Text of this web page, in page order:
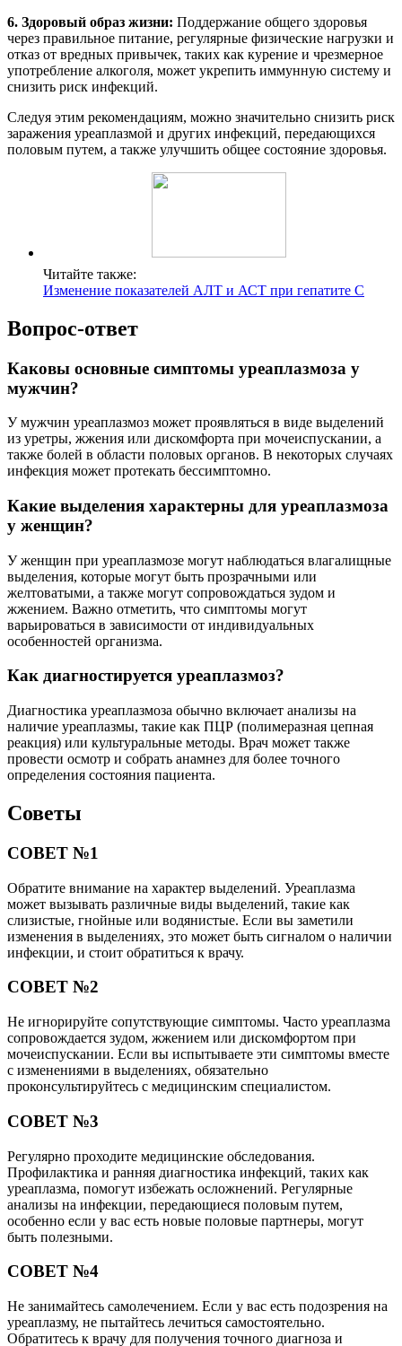
6. Здоровый образ жизни: Поддержание общего здоровья
через правильное питание, регулярные физические нагрузки и
отказ от вредных привычек, таких как курение и чрезмерное
употребление алкоголя, может укрепить иммунную систему и
снизить риск инфекций.
Следуя этим рекомендациям, можно значительно снизить риск
заражения уреаплазмой и других инфекций, передающихся
половым путем, а также улучшить общее состояние здоровья.
Читайте также:
Изменение показателей АЛТ и АСТ при гепатите С
Вопрос-ответ
Каковы основные симптомы уреаплазмоза у
мужчин?
У мужчин уреаплазмоз может проявляться в виде выделений
из уретры, жжения или дискомфорта при мочеиспускании, а
также болей в области половых органов. В некоторых случаях
инфекция может протекать бессимптомно.
Какие выделения характерны для уреаплазмоза
у женщин?
У женщин при уреаплазмозе могут наблюдаться влагалищные
выделения, которые могут быть прозрачными или
желтоватыми, а также могут сопровождаться зудом и
жжением. Важно отметить, что симптомы могут
варьироваться в зависимости от индивидуальных
особенностей организма.
Как диагностируется уреаплазмоз?
Диагностика уреаплазмоза обычно включает анализы на
наличие уреаплазмы, такие как ПЦР (полимеразная цепная
реакция) или культуральные методы. Врач может также
провести осмотр и собрать анамнез для более точного
определения состояния пациента.
Советы
СОВЕТ №1
Обратите внимание на характер выделений. Уреаплазма
может вызывать различные виды выделений, такие как
слизистые, гнойные или водянистые. Если вы заметили
изменения в выделениях, это может быть сигналом о наличии
инфекции, и стоит обратиться к врачу.
СОВЕТ №2
Не игнорируйте сопутствующие симптомы. Часто уреаплазма
сопровождается зудом, жжением или дискомфортом при
мочеиспускании. Если вы испытываете эти симптомы вместе
с изменениями в выделениях, обязательно
проконсультируйтесь с медицинским специалистом.
СОВЕТ №3
Регулярно проходите медицинские обследования.
Профилактика и ранняя диагностика инфекций, таких как
уреаплазма, помогут избежать осложнений. Регулярные
анализы на инфекции, передающиеся половым путем,
особенно если у вас есть новые половые партнеры, могут
быть полезными.
СОВЕТ №4
Не занимайтесь самолечением. Если у вас есть подозрения на
уреаплазму, не пытайтесь лечиться самостоятельно.
Обратитесь к врачу для получения точного диагноза и